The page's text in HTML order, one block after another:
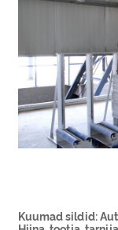
Kuumad sildid: